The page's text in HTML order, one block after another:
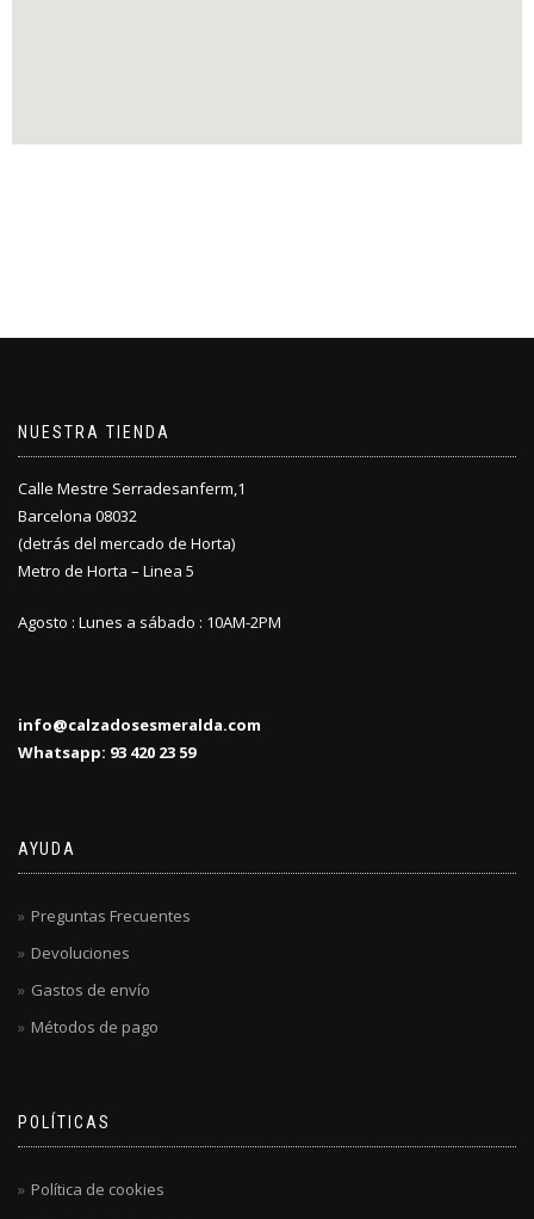
NUESTRA TIENDA
Calle Mestre Serradesanferm,1
Barcelona 08032
(detrás del mercado de Horta)
Metro de Horta – Linea 5
Agosto : Lunes a sábado : 10AM-2PM
info@calzadosesmeralda.com
Whatsapp: 93 420 23 59
AYUDA
Preguntas Frecuentes
Devoluciones
Gastos de envío
Métodos de pago
POLÍTICAS
Política de cookies